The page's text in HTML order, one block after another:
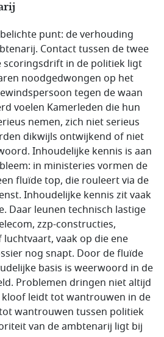
punt: de verhouding
Contact tussen de twee
scoringsdrift in de politiek ligt
noodgedwongen op het
tegen de waan
voelen Kamerleden die hun
nemen, zich niet serieus
dikwijls ontwijkend of niet
Inhoudelijke kennis is aan
in ministeries vormen de
fluïde top, die rouleert via de
Inhoudelijke kennis zit vaak
Daar leunen technisch lastige
zzp-constructies,
vaak op die ene
nog snapt. Door de fluïde
basis is weerwoord in de
Problemen dringen niet altijd
leidt tot wantrouwen in de
wantrouwen tussen politiek
van de ambtenarij ligt bij